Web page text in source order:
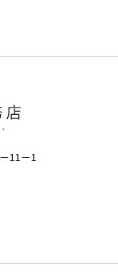
11－1